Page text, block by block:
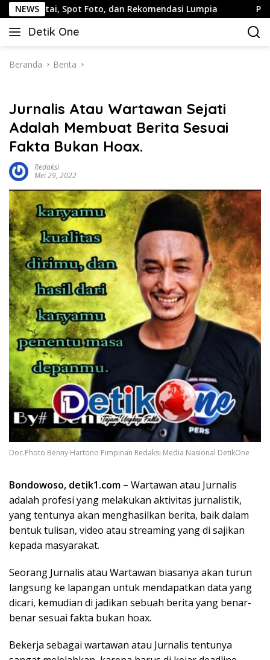
Langsung
ke
konten
NEWS
Foto, dan Rekomendasi Lumpia Panduan Wisata
Detik One
Tajam
Fakta
Beranda Berita
Jurnalis Atau Wartawan Sejati
Adalah Membuat Berita Sesuai
Fakta Bukan Hoax.
Redaksi
Mei 29, 2022
Doc.Photo Benny Hartono Pimpinan Redaksi Media Nasional DetikOne
Bondowoso, detik1.com – Wartawan atau Jurnalis
adalah profesi yang melakukan aktivitas jurnalistik,
yang tentunya akan menghasilkan berita, baik dalam
bentuk tulisan, video atau streaming yang di sajikan
kepada masyarakat.
Seorang Jurnalis atau Wartawan biasanya akan turun
langsung ke lapangan untuk mendapatkan data yang
dicari, kemudian di jadikan sebuah berita yang benar-
benar sesuai fakta bukan hoax.
Bekerja sebagai wartawan atau Jurnalis tentunya